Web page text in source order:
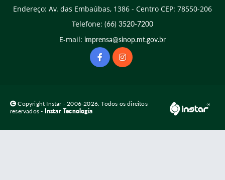
Endereço: Av. das Embaúbas, 1386 - Centro CEP: 78550-206
Telefone: (66) 3520-7200
E-mail: imprensa@sinop.mt.gov.br
Copyright Instar - 2006-2026. Todos os direitos
reservados - Instar Tecnologia